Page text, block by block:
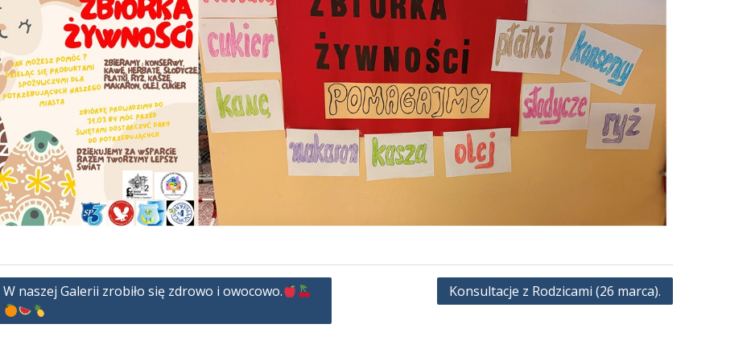
NW naszej Galerii zrobiło się zdrowo i owocowo. Konsultacje z Rodzicami (26 marca).